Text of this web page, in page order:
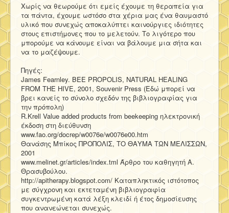
Χωρίς να θεωρούμε ότι εμείς έχουμε τη θεραπεία για
τα πάντα, έχουμε ωστόσο στα χέρια μας ένα θαυμαστό
υλικό που συνεχώς αποκαλύπτει καινούργιες ιδιότητες
στους επιστήμονες που το μελετούν. Το λιγότερο που
μπορούμε να κάνουμε είναι να βάλουμε μια σήτα και
να το μαζέψουμε.
Πηγές:
James Fearnley. BEE PROPOLIS, NATURAL HEALING
FROM THE HIVE, 2001, Souvenir Press (Εδώ μπορεί να
βρει κανείς το σύνολο σχεδόν της βιβλιογραφίας για
την πρόπολη)
R.Krell Value added products from beekeeping ηλεκτρονική
έκδοση στη διεύθυνση
www.fao.org/docrep/w0076e/w0076e00.htm
Θανάσης Μπίκος ΠΡΟΠΟΛΙΣ, ΤΟ ΘΑΥΜΑ ΤΩΝ ΜΕΛΙΣΣΩΝ,
2001
www.melinet.gr/articles/index.tml Άρθρο του καθηγητή Α.
Θρασυβούλου.
http://apitherapy.blogspot.com/ Καταπληκτικός ιστότοπος
με σύγχρονη και εκτεταμένη βιβλιογραφία
συγκεντρωμένη κατά λέξη κλειδί ή έτος δημοσίευσης
που ανανεώνεται συνεχώς.